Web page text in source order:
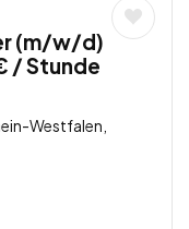
(m/w/d)
/ Stunde
Westfalen,